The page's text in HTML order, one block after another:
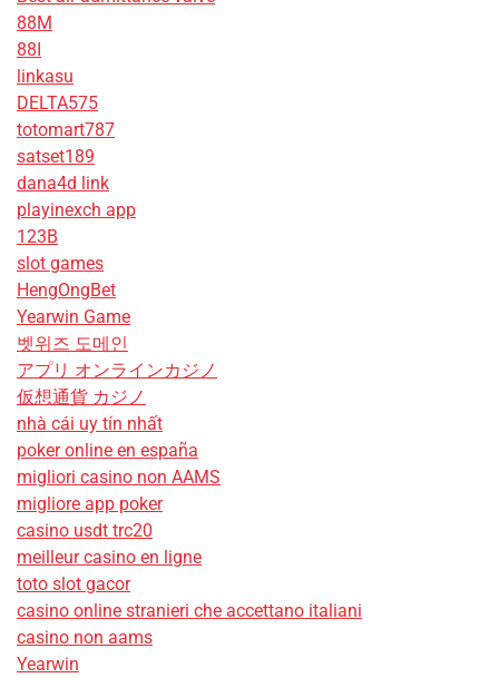
88M
88I
linkasu
DELTA575
totomart787
satset189
dana4d link
playinexch app
123B
slot games
HengOngBet
Yearwin Game
벳위즈 도메인
アプリ オンラインカジノ
仮想通貨 カジノ
nhà cái uy tín nhất
poker online en españa
migliori casino non AAMS
migliore app poker
casino usdt trc20
meilleur casino en ligne
toto slot gacor
casino online stranieri che accettano italiani
casino non aams
Yearwin